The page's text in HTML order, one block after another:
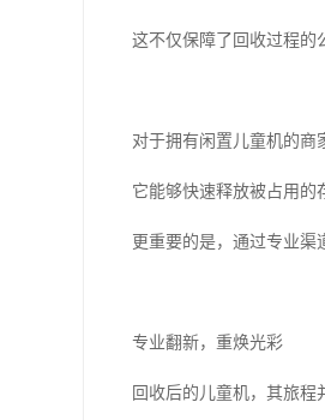
这不仅保障了回收过程的
对于拥有闲置儿童机的商
它能够快速释放被占用的
更重要的是，通过专业渠
专业翻新，重焕光彩
回收后的儿童机，其旅程